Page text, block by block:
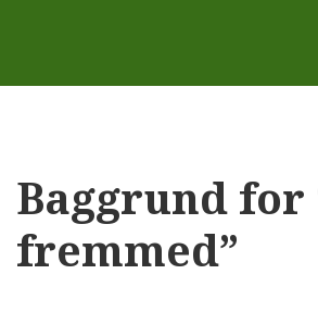
Baggrund for
fremmed”